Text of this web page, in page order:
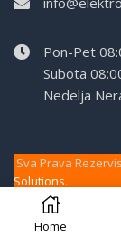
Pon-Pet
Subota
Nedelja
Sva Prava
Solutions.
Home